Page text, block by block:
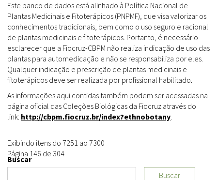
Este banco de dados está alinhado à Política Nacional de
Plantas Medicinais e Fitoterápicos (PNPMF), que visa valorizar os
conhecimentos tradicionais, bem como o uso seguro e racional
de plantas medicinais e fitoterápicos. Portanto, é necessário
esclarecer que a Fiocruz-CBPM não realiza indicação de uso das
plantas para automedicação e não se responsabiliza por eles.
Qualquer indicação e prescrição de plantas medicinais e
fitoterápicos deve ser realizada por profissional habilitado.
As informações aqui contidas também podem ser acessadas na
página oficial das Coleções Biológicas da Fiocruz através do
link: http://cbpm.fiocruz.br/index?ethnobotany.
Exibindo itens do 7251 ao 7300
Página 146 de 304
Buscar
Buscar